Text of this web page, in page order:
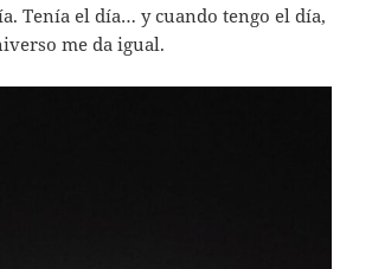
Tenía el día… y cuando tengo el día,
me da igual.